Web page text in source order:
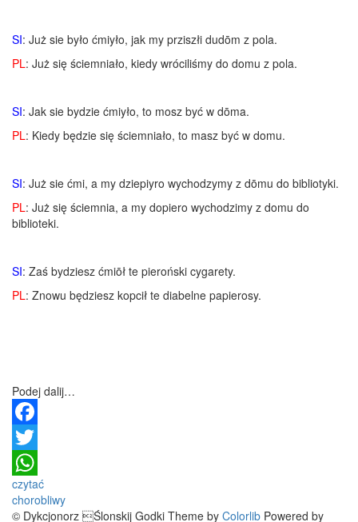
SI: Już sie było ćmiyło, jak my prziszłi dudōm z pola.
PL: Już się ściemniało, kiedy wróciliśmy do domu z pola.
SI: Jak sie bydzie ćmiyło, to mosz być w dōma.
PL: Kiedy będzie się ściemniało, to masz być w domu.
SI: Już sie ćmi, a my dziepiyro wychodzymy z dōmu do bibliotyki.
PL: Już się ściemnia, a my dopiero wychodzimy z domu do
biblioteki.
SI: Zaś bydziesz ćmiōł te pieroński cygarety.
PL: Znowu będziesz kopcił te diabelne papierosy.
Podej dalij…
Facebook
Twitter
WhatsApp
Post
czytać
chorobliwy
© Dykcjonorz Ślonskij Godki Theme by Colorlib Powered by